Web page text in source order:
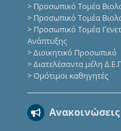
> Προσωπικό Τομέα
> Προσωπικό Τομέα
> Προσωπικό Τομέα
Ανάπτυξης
>Διοικητικό Προσωπικό
>Διατελέσαντα μέλη
>Ομότιμοι καθηγητές
Ανακοινώσεις